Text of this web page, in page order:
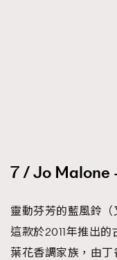
7 / Jo Malone
靈動芬芳的藍風鈴（
這款於2011年推出
葉花香調家族，由